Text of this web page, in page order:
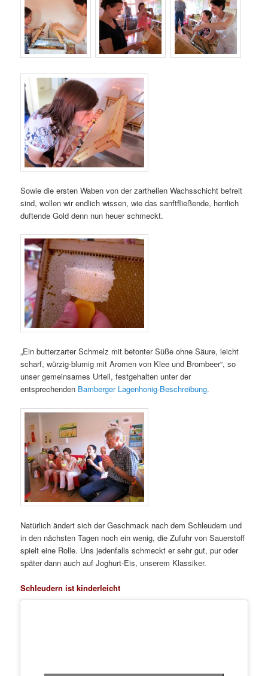
Sowie die ersten Waben von der zarthellen Wachsschicht befreit
sind, wollen wir endlich wissen, wie das sanftfließende, herrlich
duftende Gold denn nun heuer schmeckt.
„Ein butterzarter Schmelz mit betonter Süße ohne Säure, leicht
scharf, würzig-blumig mit Aromen von Klee und Brombeer“, so
unser gemeinsames Urteil, festgehalten unter der
entsprechenden Bamberger Lagenhonig-Beschreibung.
Natürlich ändert sich der Geschmack nach dem Schleudern und
in den nächsten Tagen noch ein wenig, die Zufuhr von Sauerstoff
spielt eine Rolle. Uns jedenfalls schmeckt er sehr gut, pur oder
später dann auch auf Joghurt-Eis, unserem Klassiker.
Schleudern ist kinderleicht